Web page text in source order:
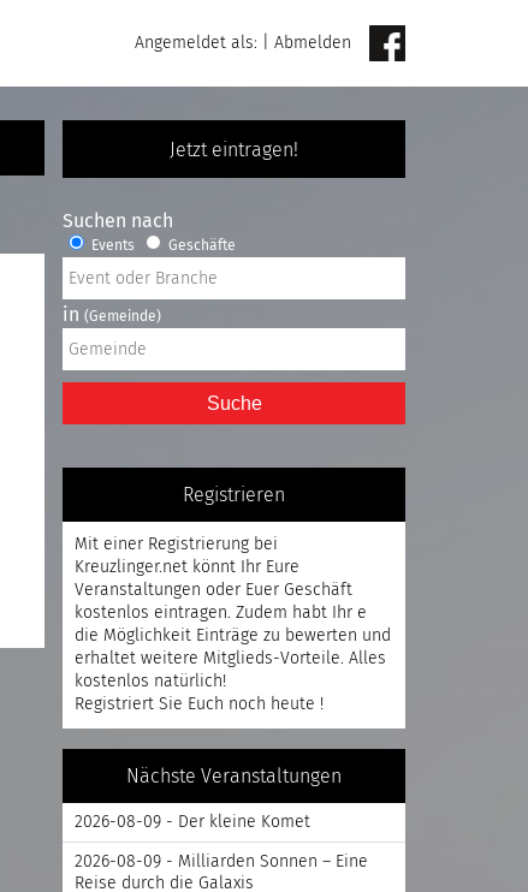
Angemeldet als: Abmelden
Jetzt eintragen!
Suchen nach
Events Geschäfte
in (Gemeinde)
Suche
Registrieren
Mit einer Registrierung bei
Kreuzlinger.net könnt Ihr Eure
Veranstaltungen oder Euer Geschäft
kostenlos eintragen. Zudem habt Ihr e
die Möglichkeit Einträge zu bewerten und
erhaltet weitere Mitglieds-Vorteile. Alles
kostenlos natürlich!
Registriert Sie Euch noch heute !
Nächste Veranstaltungen
2026-08-09 - Der kleine Komet
2026-08-09 - Milliarden Sonnen – Eine
Reise durch die Galaxis